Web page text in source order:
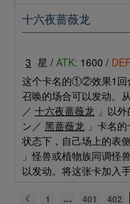
十六夜蔷薇龙
3 星 / ATK: 1600 /
这个卡名的①②效果1回
召唤的场合可以发动。
／ 十六夜蔷薇龙 」以
ン／ 黑蔷薇龙 」卡名
状态下，自己场上的表
」怪兽或植物族同调怪
以发动。将这张卡加入手
1 401 402